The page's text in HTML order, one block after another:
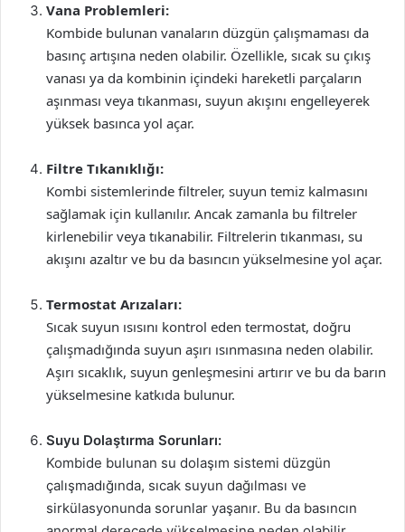
Vana Problemleri:
Kombide bulunan vanaların düzgün çalışmaması da
basınç artışına neden olabilir. Özellikle, sıcak su çıkış
vanası ya da kombinin içindeki hareketli parçaların
aşınması veya tıkanması, suyun akışını engelleyerek
yüksek basınca yol açar.
Filtre Tıkanıklığı:
Kombi sistemlerinde filtreler, suyun temiz kalmasını
sağlamak için kullanılır. Ancak zamanla bu filtreler
kirlenebilir veya tıkanabilir. Filtrelerin tıkanması, su
akışını azaltır ve bu da basıncın yükselmesine yol açar.
Termostat Arızaları:
Sıcak suyun ısısını kontrol eden termostat, doğru
çalışmadığında suyun aşırı ısınmasına neden olabilir.
Aşırı sıcaklık, suyun genleşmesini artırır ve bu da barın
yükselmesine katkıda bulunur.
Suyu Dolaştırma Sorunları:
Kombide bulunan su dolaşım sistemi düzgün
çalışmadığında, sıcak suyun dağılması ve
sirkülasyonunda sorunlar yaşanır. Bu da basıncın